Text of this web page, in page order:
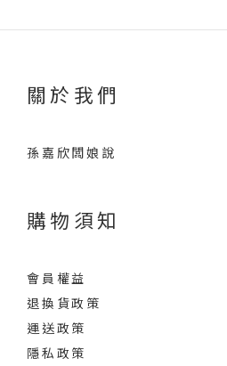
關於我們
孫嘉欣闆娘說
購物須知
會員權益
退換貨政策
運送政策
隱私政策